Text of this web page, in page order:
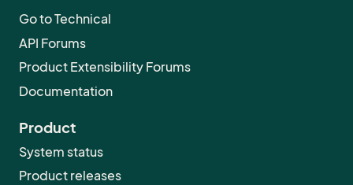
Go to Technical
API Forums
Product Extensibility Forums
Documentation
Product
System status
Product releases